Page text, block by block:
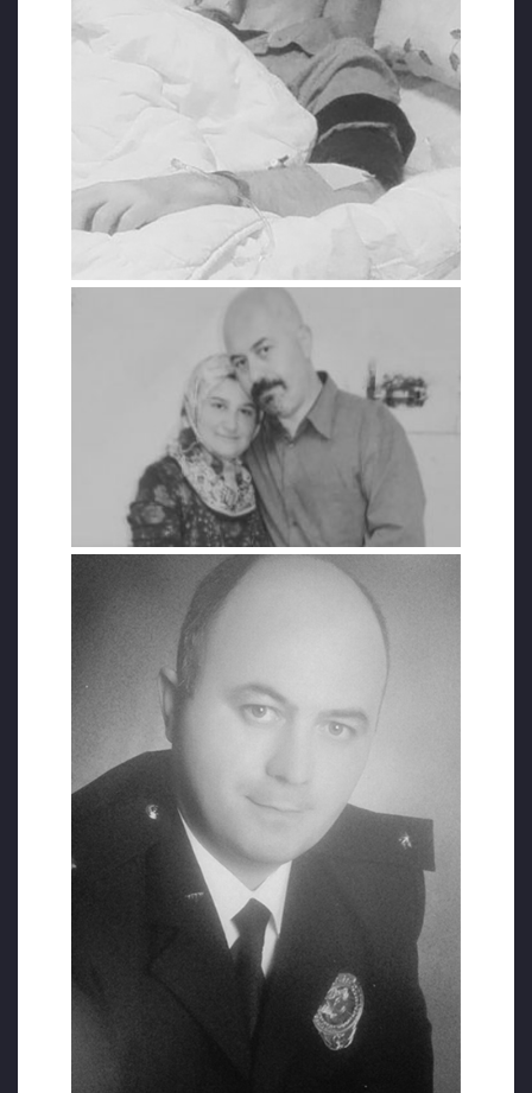
komple alınmıştı. Koronavirüs pandemisi nedeniyle de uzun
süre kemoterapi alamadı. 21 yıl boyunca polis olarak çalışan
Ümit Gökhasan, 2020 Ağustos’unda, hakkında yürütülen yoğun
kamuoyu baskısı sonucu infaz ertelemesi verilerek tahliye
edilmişti. Tahliye edildiğinde hastalığı iyice ilerlemiş olan
Gökhasan, tedavi gördüğü hastanede kurtarılamayarak yaşama
veda etti.
GERGERLİOĞLU: ÇEKTİĞİ HER ACIYA ŞAHİDİM
Gökhasan’ın vefatıyla ilgili HDP Milletvekili Ömer Faruk
Gergerlioğlu, “Afyon cezaevinde büyük ihmaller ve gecikmeler
vardı. KHKlı eski polis Ümit Gökhasan vefat etti. Çektiği her acıya